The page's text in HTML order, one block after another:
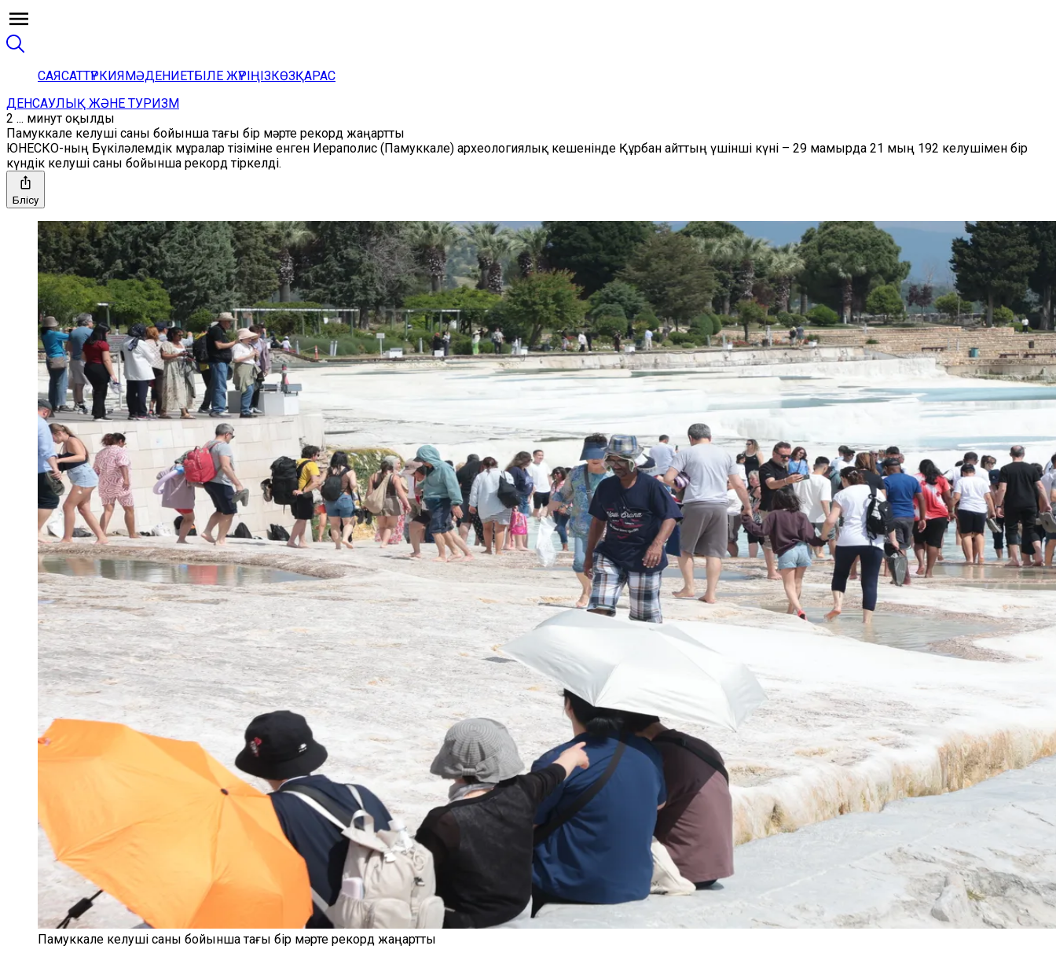
САЯСАТТҮРКИЯМӘДЕНИЕТБІЛЕ ЖҮРІҢІЗКӨЗҚАРАС
ДЕНСАУЛЫҚ ЖӘНЕ ТУРИЗМ
2 ... минут оқылды
Памуккале келуші саны бойынша тағы бір мәрте рекорд жаңартты
ЮНЕСКО-ның Бүкіләлемдік мұралар тізіміне енген Иераполис (Памуккале) археологиялық кешенінде Құрбан айттың үшінші күні – 29 мамырда 21 мың 192 келушімен бір
күндік келуші саны бойынша рекорд тіркелді.
Бөлісу
Памуккале келуші саны бойынша тағы бір мәрте рекорд жаңартты